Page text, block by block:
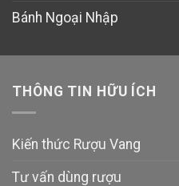
Bánh Ngoại Nhập
THÔNG TIN HỮU ÍCH
Kiến thức Rượu Vang
Tư vấn dùng rượu